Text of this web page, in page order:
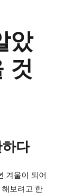
았
것
다
겨울이 되어
보려고 한